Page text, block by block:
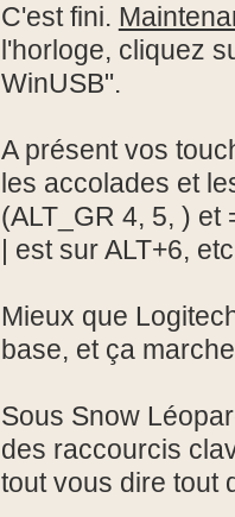
C'est fini.
l'horloge, cliquez
WinUSB".
A présent vos
les accolades et
(ALT_GR 4, 5, ) et
| est sur ALT+6,
Mieux que
base, et ça
Sous Snow
des raccourcis
tout vous dire tout